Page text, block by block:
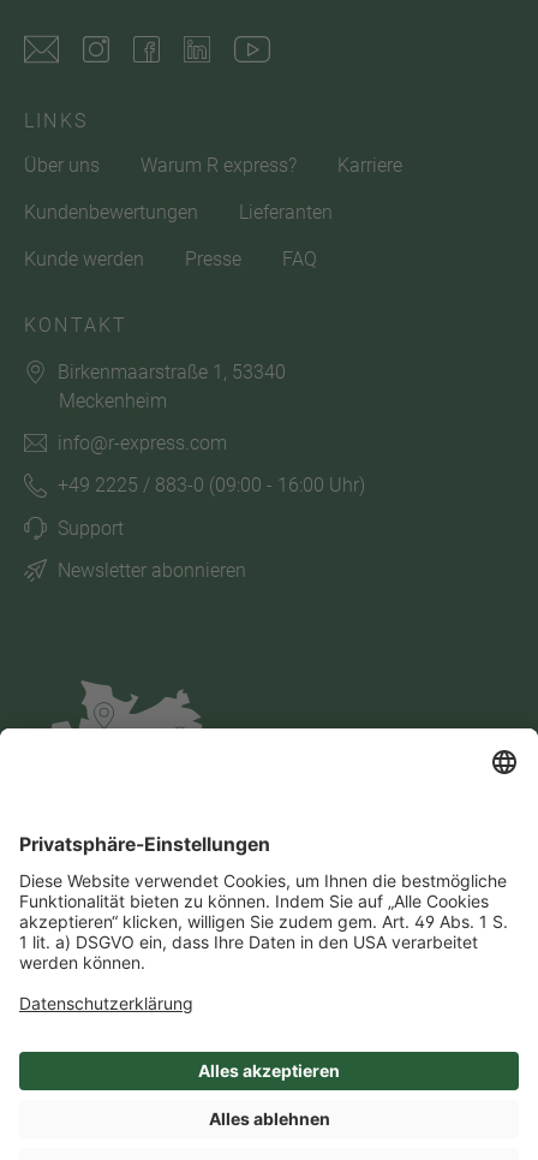
LINKS
Über uns
Warum R express? Karriere
Kundenbewertungen Lieferanten
Kunde werden Presse FAQ
KONTAKT
Birkenmaarstraße 1, 53340
Meckenheim
info@r-express.com
+49 2225 / 883-0 (09:00 - 16:00 Uhr)
Support
Newsletter abonnieren
Impressum Datenschutz
AGB
Cookie-Einstellungen
Compliance